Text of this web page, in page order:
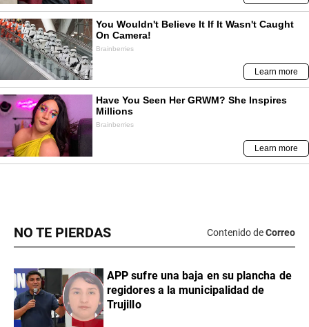
NO TE PIERDAS Contenido deCorreo
APP sufre una baja en su plancha de
regidores a la municipalidad de
Trujillo